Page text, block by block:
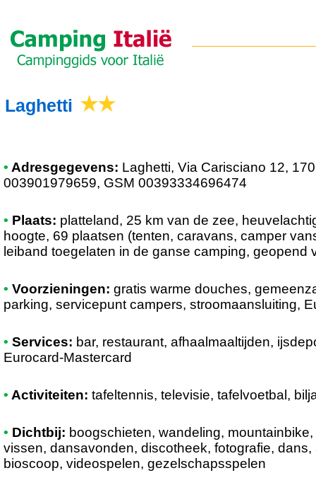
Laghetti
• Adresgegevens: Laghetti, Via Carisciano 12,
003901979659, GSM 00393334696474
• Plaats: platteland, 25 km van de zee,
hoogte, 69 plaatsen (tenten, caravans, camper
leiband toegelaten in de ganse camping, geopend
• Voorzieningen: gratis warme douches,
parking, servicepunt campers, stroomaansluiting,
• Services: bar, restaurant, afhaalmaaltijden,
Eurocard-Mastercard
• Activiteiten: tafeltennis, televisie, tafelvoetbal,
• Dichtbij: boogschieten, wandeling,
vissen, dansavonden, discotheek, fotografie,
bioscoop, videospelen, gezelschapsspelen